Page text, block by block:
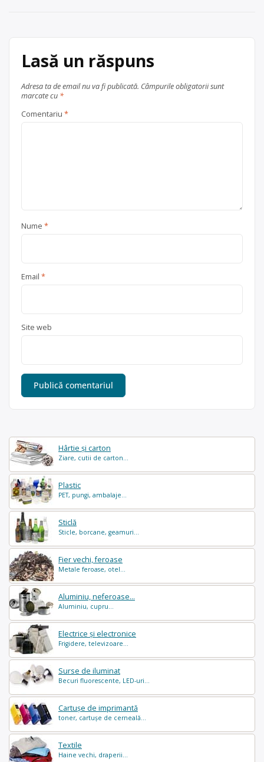
Hârtie și carton
Ziare, cutii de carton...
Plastic
PET, pungi, ambalaje...
Sticlă
Sticle, borcane, geamuri...
Fier vechi, feroase
Metale feroase, otel...
Aluminiu, neferoase...
Aluminiu, cupru...
Electrice și electronice
Frigidere, televizoare...
Surse de iluminat
Becuri fluorescente, LED-uri...
Cartușe de imprimantă
toner, cartușe de cerneală...
Textile
Haine vechi, draperii...
electrocasnice (DEEE) , în
Baia Mare
județul Maramureș
Lasă un răspuns
Adresa ta de email nu va fi publicată. Câmpurile obligatorii sunt
marcate cu *
Comentariu *
Nume *
Email *
Site web